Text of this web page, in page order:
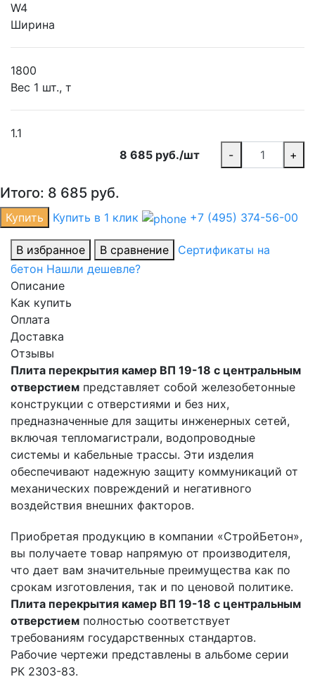
W4
Ширина
1800
Вес 1 шт., т
1.1
8 685 руб./шт
- +
Итого: 8 685 руб.
Купить Купить в 1 клик +7 (495) 374-56-00
В избранное В сравнение
Сертификаты на
бетон Нашли дешевле?
Описание
Как купить
Оплата
Доставка
Отзывы
Плита перекрытия камер ВП 19-18 с центральным
отверстием представляет собой железобетонные
конструкции с отверстиями и без них,
предназначенные для защиты инженерных сетей,
включая тепломагистрали, водопроводные
системы и кабельные трассы. Эти изделия
обеспечивают надежную защиту коммуникаций от
механических повреждений и негативного
воздействия внешних факторов.
Приобретая продукцию в компании «СтройБетон»,
вы получаете товар напрямую от производителя,
что дает вам значительные преимущества как по
срокам изготовления, так и по ценовой политике.
Плита перекрытия камер ВП 19-18 с центральным
отверстием полностью соответствует
требованиям государственных стандартов.
Рабочие чертежи представлены в альбоме серии
РК 2303-83.